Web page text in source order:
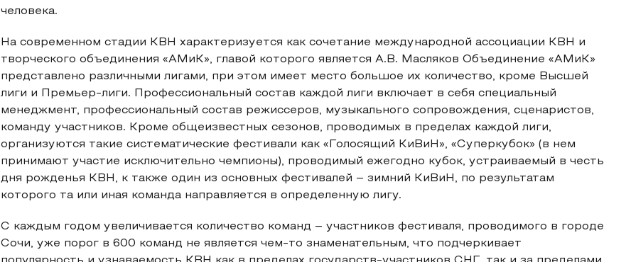
человека.
На современном стадии КВН характеризуется как сочетание международной ассоциации КВН и
творческого объединения «АМиК», главой которого является А.В. Масляков Объединение «АМиК»
представлено различными лигами, при этом имеет место большое их количество, кроме Высшей
лиги и Премьер-лиги. Профессиональный состав каждой лиги включает в себя специальный
менеджмент, профессиональный состав режиссеров, музыкального сопровождения, сценаристов,
команду участников. Кроме общеизвестных сезонов, проводимых в пределах каждой лиги,
организуются такие систематические фестивали как «Голосящий КиВиН», «Суперкубок» (в нем
принимают участие исключительно чемпионы), проводимый ежегодно кубок, устраиваемый в честь
дня рожденья КВН, к также один из основных фестивалей – зимний КиВиН, по результатам
которого та или иная команда направляется в определенную лигу.
С каждым годом увеличивается количество команд – участников фестиваля, проводимого в городе
Сочи, уже порог в 600 команд не является чем-то знаменательным, что подчеркивает